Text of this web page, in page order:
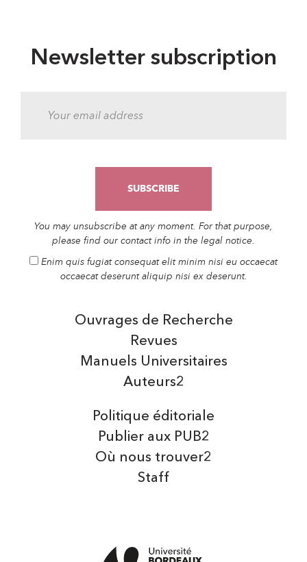
Newsletter subscription
You may unsubscribe at any moment. For that purpose,
please find our contact info in the legal notice.
Enim quis fugiat consequat elit minim nisi eu occaecat
occaecat deserunt aliquip nisi ex deserunt.
Auteurs2
Manuels Universitaires
Ouvrages de Recherche
Revues
Politique éditoriale
Publier aux PUB2
Où nous trouver2
Staff